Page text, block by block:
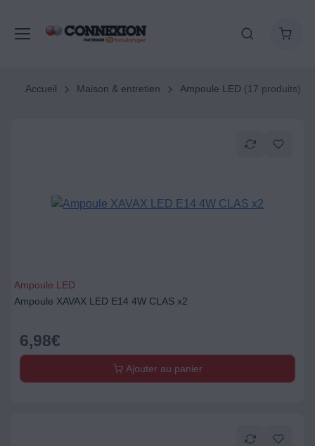
Accueil Maison & entretien Ampoule LED (17 produits)
Ampoule LED
Ampoule XAVAX LED E14 4W CLAS x2
6,98€
Ajouter au panier